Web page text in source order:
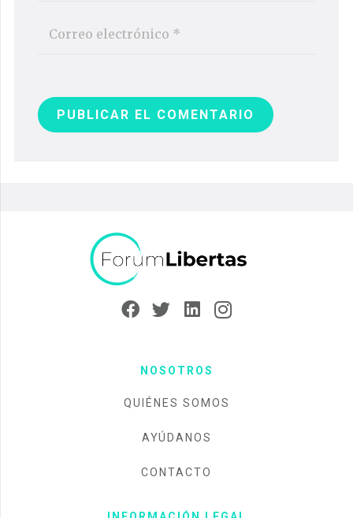
PUBLICAR EL COMENTARIO
NOSOTROS
QUIÉNES SOMOS
AYÚDANOS
CONTACTO